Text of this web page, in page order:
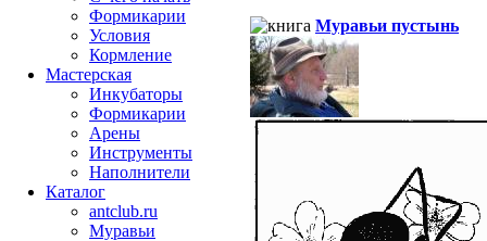
Муравьи пустынь
Формикарии
Условия
Кормление
Мастерская
Инкубаторы
Формикарии
Арены
Инструменты
Наполнители
Каталог
antclub.ru
Муравьи